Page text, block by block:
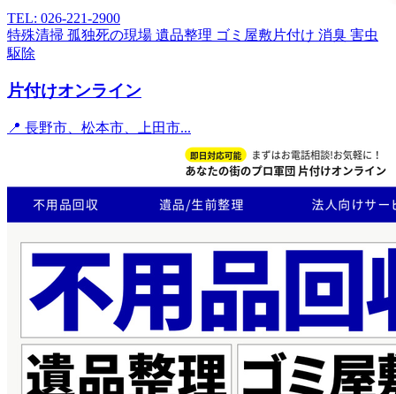
TEL: 026-221-2900
特殊清掃 孤独死の現場 遺品整理 ゴミ屋敷片付け 消臭 害虫
駆除
片付けオンライン
📍 長野市、松本市、上田市...